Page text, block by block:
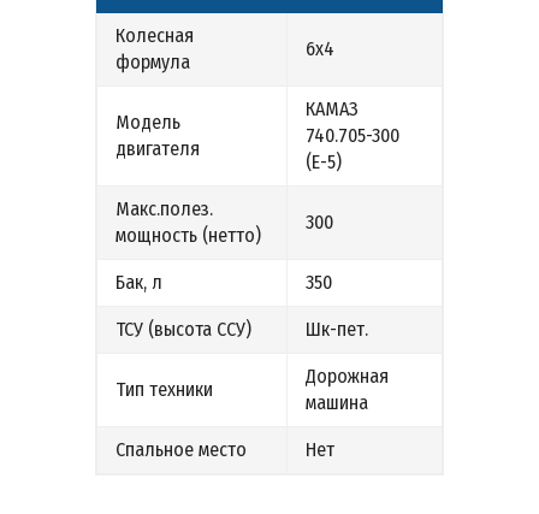
Колесная
формула
6х4
Модель
двигателя
КАМАЗ
740.705-300
(Е-5)
Макс.полез.
мощность (нетто)
300
Бак, л 350
ТСУ (высота ССУ) Шк-пет.
Тип техники
Дорожная
машина
Спальное место Нет